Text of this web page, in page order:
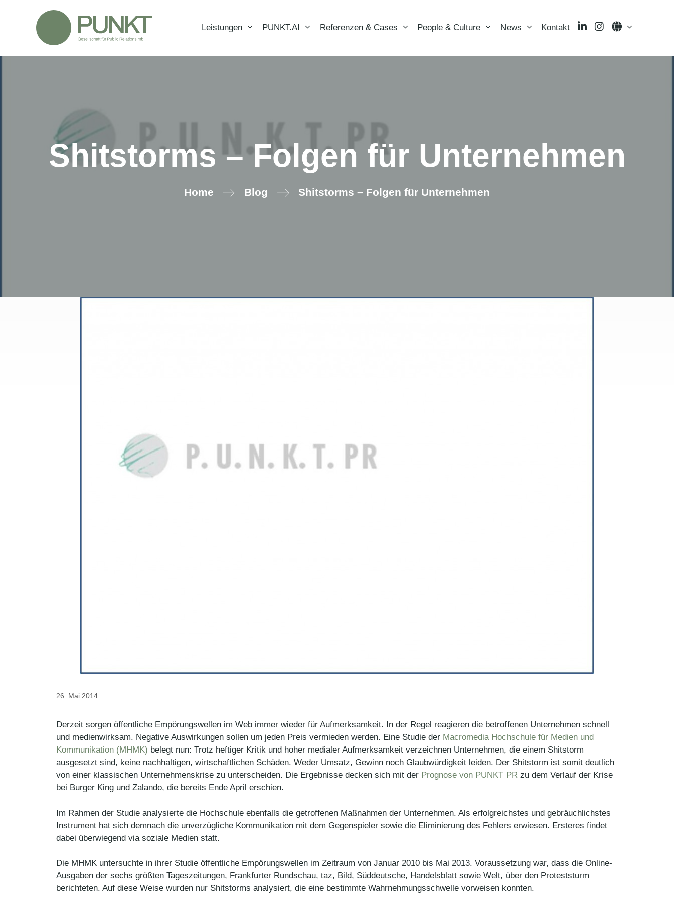
Leistungen PUNKT.AI Referenzen & Cases People & Culture News Kontakt LinkedInInstagramLanguage
Shitstorms – Folgen für Unternehmen
Home Blog Shitstorms – Folgen für Unternehmen
26. Mai 2014
Derzeit sorgen öffentliche Empörungswellen im Web immer wieder für Aufmerksamkeit. In der Regel reagieren die betroffenen Unternehmen schnell
und medienwirksam. Negative Auswirkungen sollen um jeden Preis vermieden werden. Eine Studie der Macromedia Hochschule für Medien und
Kommunikation (MHMK) belegt nun: Trotz heftiger Kritik und hoher medialer Aufmerksamkeit verzeichnen Unternehmen, die einem Shitstorm
ausgesetzt sind, keine nachhaltigen, wirtschaftlichen Schäden. Weder Umsatz, Gewinn noch Glaubwürdigkeit leiden. Der Shitstorm ist somit deutlich
von einer klassischen Unternehmenskrise zu unterscheiden. Die Ergebnisse decken sich mit der Prognose von PUNKT PR zu dem Verlauf der Krise
bei Burger King und Zalando, die bereits Ende April erschien.
Im Rahmen der Studie analysierte die Hochschule ebenfalls die getroffenen Maßnahmen der Unternehmen. Als erfolgreichstes und gebräuchlichstes
Instrument hat sich demnach die unverzügliche Kommunikation mit dem Gegenspieler sowie die Eliminierung des Fehlers erwiesen. Ersteres findet
dabei überwiegend via soziale Medien statt.
Die MHMK untersuchte in ihrer Studie öffentliche Empörungswellen im Zeitraum von Januar 2010 bis Mai 2013. Voraussetzung war, dass die Online-
Ausgaben der sechs größten Tageszeitungen, Frankfurter Rundschau, taz, Bild, Süddeutsche, Handelsblatt sowie Welt, über den Proteststurm
berichteten. Auf diese Weise wurden nur Shitstorms analysiert, die eine bestimmte Wahrnehmungsschwelle vorweisen konnten.